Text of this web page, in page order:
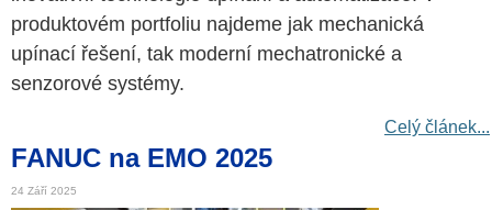
produktovém portfoliu najdeme jak mechanická
upínací řešení, tak moderní mechatronické a
senzorové systémy.
Celý článek...
FANUC na EMO 2025
24 Září 2025